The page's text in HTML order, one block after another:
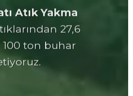
27,6
ton buhar